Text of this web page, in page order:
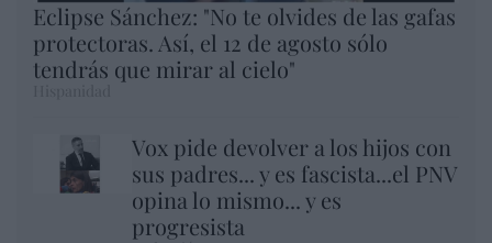
Eclipse Sánchez: "No te olvides de las gafas
protectoras. Así, el 12 de agosto sólo
tendrás que mirar al cielo"
Vox pide devolver a los hijos con
sus padres... y es fascista...el PNV
opina lo mismo... y es
progresista